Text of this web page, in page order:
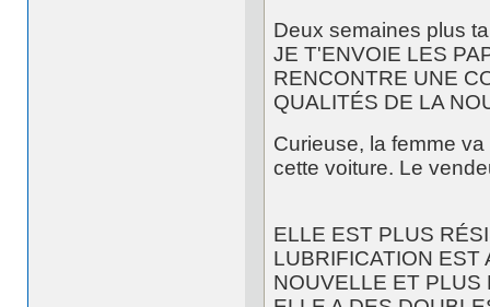
Deux semaines plus
JE T'ENVOIE LES
RENCONTRE UNE
QUALITÉS DE LA
Curieuse, la femme
cette voiture. Le
ELLE EST PLUS
LUBRIFICATION
NOUVELLE ET PLUS